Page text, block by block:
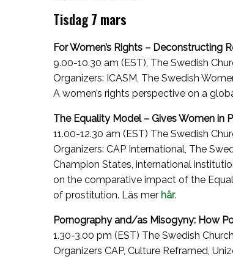
Tisdag 7 mars
For Women’s Rights – Deconstructing
9.00-10.30 am (EST), The Swedish
Organizers: ICASM, The Swedish
A women’s rights perspective on a
The Equality Model – Gives Women in
11.00-12.30 am (EST) The Swedish
Organizers: CAP International, The
Champion States, international
on the comparative impact of the
of prostitution. Läs mer här.
Pornography and/as Misogyny: How
1.30-3.00 pm (EST) The Swedish
Organizers CAP, Culture Reframed,